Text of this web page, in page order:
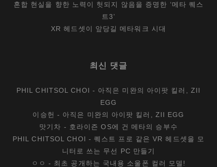
혼합 현실을 향한 노력이 헛되지 않음을 증명한 ‘메타 퀘스
트3’
XR 헤드셋이 앞당길 메타워크 시대
최신 댓글
PHIL CHITSOL CHOI - 아직은 미완의 아이팟 킬러, ZII
EGG
이승헌 - 아직은 미완의 아이팟 킬러, ZII EGG
맛기차 - 호라이즌 OS에 건 메타의 승부수
PHIL CHITSOL CHOI -퀘스트 프로 같은 VR 헤드셋을 모
니터로 쓰는 무선 PC 만들기
ㅇㅇ - 최초 공개하는 국내용 소울폰 컬러 모델!